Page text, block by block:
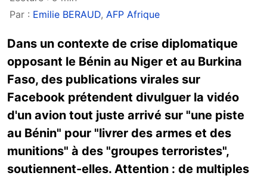
Par : Emilie BERAUD, AFP Afrique
Dans un contexte de crise diplomatique
opposant le Bénin au Niger et au Burkina
Faso, des publications virales sur
Facebook prétendent divulguer la vidéo
d'un avion tout juste arrivé sur "une piste
au Bénin" pour "livrer des armes et des
munitions" à des "groupes terroristes",
soutiennent-elles. Attention : de multiples